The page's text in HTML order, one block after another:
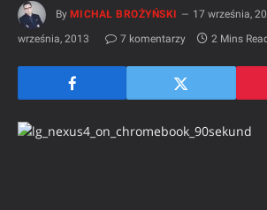
By MICHAŁ BROŻYŃSKI 17 września,
września, 2013
7 komentarzy 2 Mins Read